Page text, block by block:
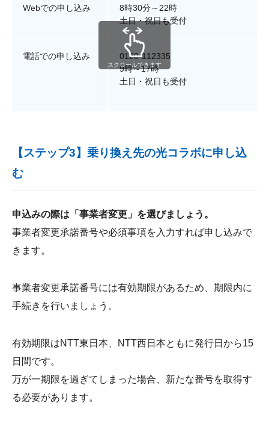
Webでの申し込み
8時30分～22時
土日・祝日も受付
電話での申し込み
0120-112335
9時～17時
土日・祝日も受付
スクロールできます
【ステップ3】乗り換え先の光コラボに申し込
む
申込みの際は「事業者変更」を選びましょう。
事業者変更承諾番号や必須事項を入力すれば申し込みで
きます。
事業者変更承諾番号には有効期限があるため、期限内に
手続きを行いましょう。
有効期限はNTT東日本、NTT西日本ともに発行日から15
日間です。
万が一期限を過ぎてしまった場合、新たな番号を取得す
る必要があります。